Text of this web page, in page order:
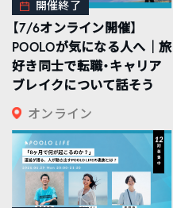
開催終了
【7/6オンライン開催】
POOLOが気になる人へ｜旅
好き同士で転職・キャリア
ブレイクについて話そう
オンライン